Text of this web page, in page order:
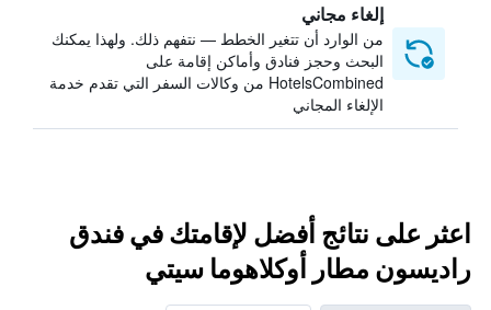
إلغاء مجاني
من الوارد أن تتغير الخطط — نتفهم ذلك. ولهذا يمكنك
البحث وحجز فنادق وأماكن إقامة على
HotelsCombined من وكالات السفر التي تقدم خدمة
الإلغاء المجاني
اعثر على نتائج أفضل لإقامتك في فندق
راديسون مطار أوكلاهوما سيتي